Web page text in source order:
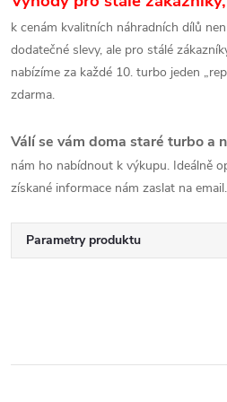
k cenám kvalitních náhradních dílů
dodatečné slevy, ale pro stálé
nabízíme za každé 10. turbo jeden
zdarma.
Válí se vám doma staré turbo a
nám ho nabídnout k výkupu. Ideálně
získané informace nám zaslat na email.
Parametry produktu